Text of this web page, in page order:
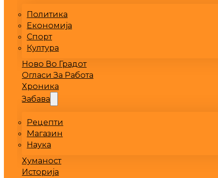
Политика
Економија
Спорт
Култура
Ново Во Градот
Огласи За Работа
Хроника
Забава
Рецепти
Магазин
Наука
Хуманост
Историја